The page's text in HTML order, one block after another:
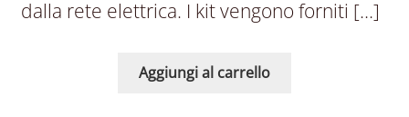
dalla rete elettrica. I kit vengono forniti […]
Aggiungi al carrello